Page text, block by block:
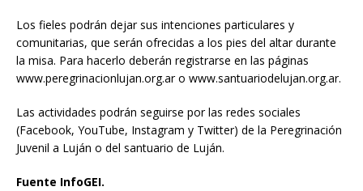
Los fieles podrán dejar sus intenciones particulares y
comunitarias, que serán ofrecidas a los pies del altar durante
la misa. Para hacerlo deberán registrarse en las páginas
www.peregrinacionlujan.org.ar o www.santuariodelujan.org.ar.
Las actividades podrán seguirse por las redes sociales
(Facebook, YouTube, Instagram y Twitter) de la Peregrinación
Juvenil a Luján o del santuario de Luján.
Fuente InfoGEI.